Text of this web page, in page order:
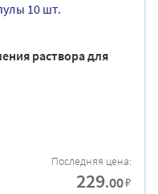
10 шт.
раствора для
Последняя цена:
229.00₽